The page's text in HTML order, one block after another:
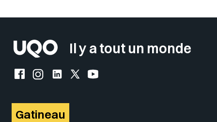
Il y a tout un monde
Facebook de l'UQO
Instagram de l'UQO
LinkedIn de l'UQO
X (Twitter) de l'UQO
YouTube de l'UQO
Gatineau